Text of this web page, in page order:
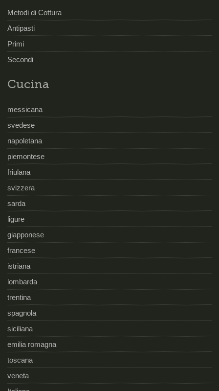
Metodi di Cottura
Antipasti
Primi
Secondi
Cucina
messicana
svedese
napoletana
piemontese
friulana
svizzera
sarda
ligure
giapponese
francese
istriana
lombarda
trentina
spagnola
siciliana
emilia romagna
toscana
veneta